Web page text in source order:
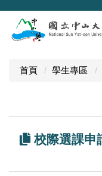
跳
主
首頁 學生專區
校際選課申